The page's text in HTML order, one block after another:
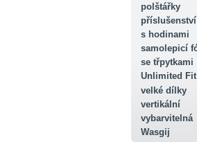
polštářky
příslušenství
s hodinami
samolepicí
se třpytkami
Unlimited
velké dílky
vertikální
vybarvitelná
Wasgij